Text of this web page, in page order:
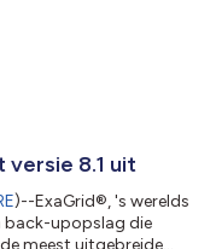
versie 8.1 uit
)--ExaGrid®, 's werelds
back-upopslag die
meest uitgebreide